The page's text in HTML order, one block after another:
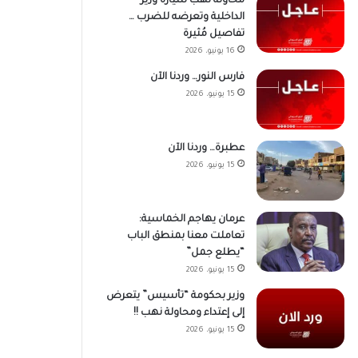
الداخلية وتعرضه للضرب …
تفاصيل مُثيرة
16 يونيو، 2026
فارس النور… وردنا الآن
15 يونيو، 2026
عطبرة… وردنا الآن
15 يونيو، 2026
عرمان يهاجم الخماسية:
تعاملت معنا بمنطق الباب
“يطلع جمل”
15 يونيو، 2026
وزير بحكومة “تأسيس” يتعرض
إلى إعتداء ومحاولة نهب !!
15 يونيو، 2026